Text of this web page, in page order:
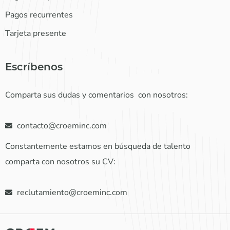
Pagos recurrentes
Tarjeta presente
Escríbenos
Comparta sus dudas y comentarios con nosotros:
contacto@croeminc.com
Constantemente estamos en búsqueda de talento
comparta con nosotros su CV:
reclutamiento@croeminc.com